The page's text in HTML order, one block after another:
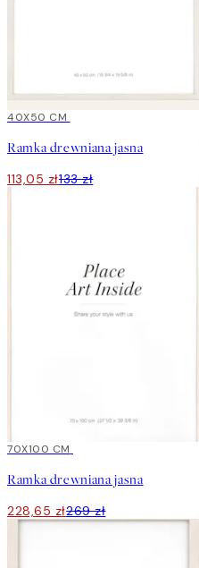
15%*
40X50 CM
Ramka drewniana jasna
113,05 zł133 zł
15%*
70X100 CM
Ramka drewniana jasna
228,65 zł269 zł